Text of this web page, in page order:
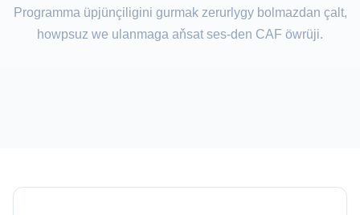
Programma üpjünçiligini gurmak zerurlygy bolmazdan çalt,
howpsuz we ulanmaga aňsat ses-den CAF öwrüji.